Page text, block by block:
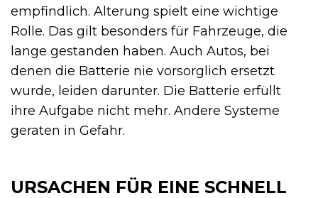
empfindlich. Alterung spielt eine wichtige
Rolle. Das gilt besonders für Fahrzeuge, die
lange gestanden haben. Auch Autos, bei
denen die Batterie nie vorsorglich ersetzt
wurde, leiden darunter. Die Batterie erfüllt
ihre Aufgabe nicht mehr. Andere Systeme
geraten in Gefahr.
URSACHEN FÜR EINE SCHNELL